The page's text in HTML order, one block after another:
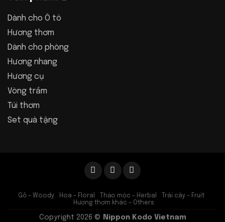
Dành cho Ô tô
Hương thơm
Dành cho phòng
Hương nhang
Hương cụ
Vòng trầm
Túi thơm
Set quà tặng
Gỗ – Woody Hoa – Floral Thảo mộc – Herbal
Trái cây – Fruit
Hương thơm khác – Others
Copyright 2026 © Nippon Kodo Vietnam